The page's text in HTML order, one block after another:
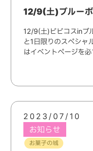
12/9(土)ビビコスinブ
と1日限りのスペシャ
はイベントページを
2023/07/10
お知らせ
お菓子の城